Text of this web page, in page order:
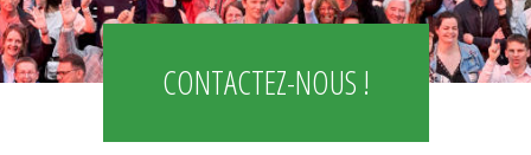
CONTACTEZ-NOUS !